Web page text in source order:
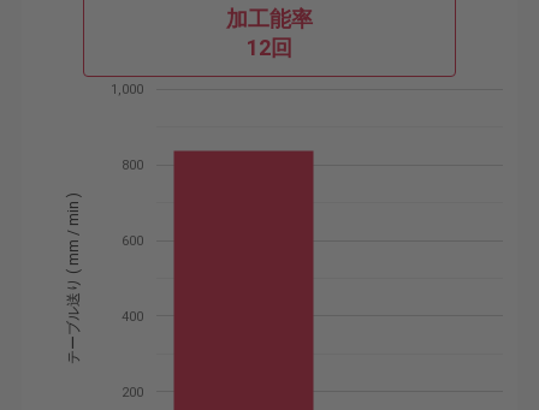
加工能率
12回
200
400
600
800
1,000
テーブル送り ( mm / min )